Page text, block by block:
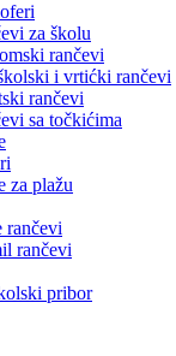
za školu
rančevi
i vrtićki rančevi
rančevi
sa točkićima
za plažu
rančevi
rančevi
pribor